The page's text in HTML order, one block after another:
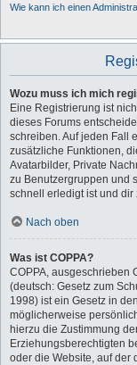
Wie kann ich einen
Wozu muss ich mich
Eine Registrierung ist
dieses Forums
schreiben. Auf jeden Fall
zusätzliche Funktionen,
Avatarbilder, Private
zu Benutzergruppen und
schnell erledigt ist und
Nach oben
Was ist COPPA?
COPPA, ausgeschrieben
(deutsch: Gesetz zum
1998) ist ein Gesetz in
möglicherweise
hierzu die Zustimmung
Erziehungsberechtigten
oder die Website, auf der